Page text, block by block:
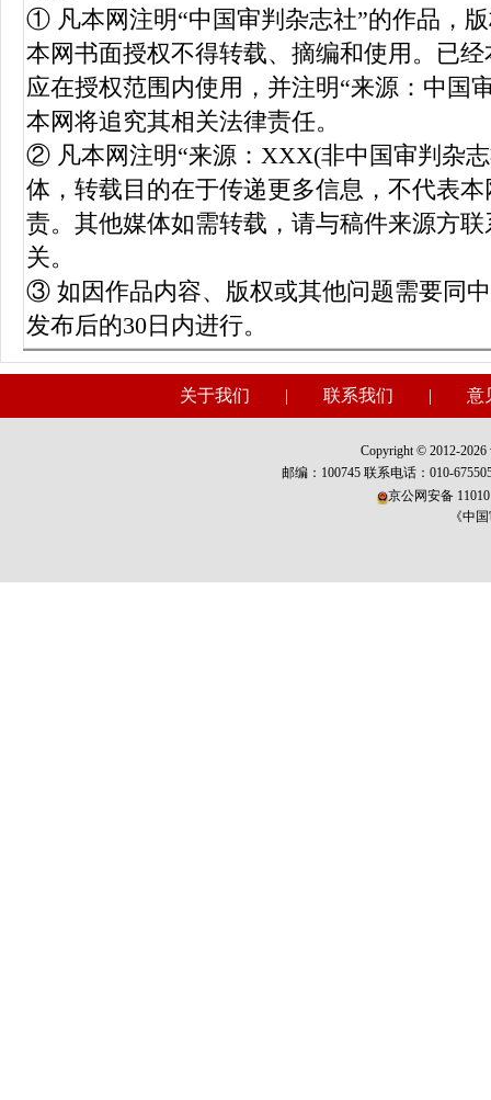
① 凡本网注明“中国审判杂志社”的作品，
本网书面授权不得转载、摘编和使用。已
应在授权范围内使用，并注明“来源：中国
本网将追究其相关法律责任。
② 凡本网注明“来源：XXX(非中国审判杂
体，转载目的在于传递更多信息，不代表
责。其他媒体如需转载，请与稿件来源方
关。
③ 如因作品内容、版权或其他问题需要同
发布后的30日内进行。
关于我们 | 联系我们 | 意
Copyright © 2012-2026
邮编：100745 联系电话：010-
京公网安备
《中